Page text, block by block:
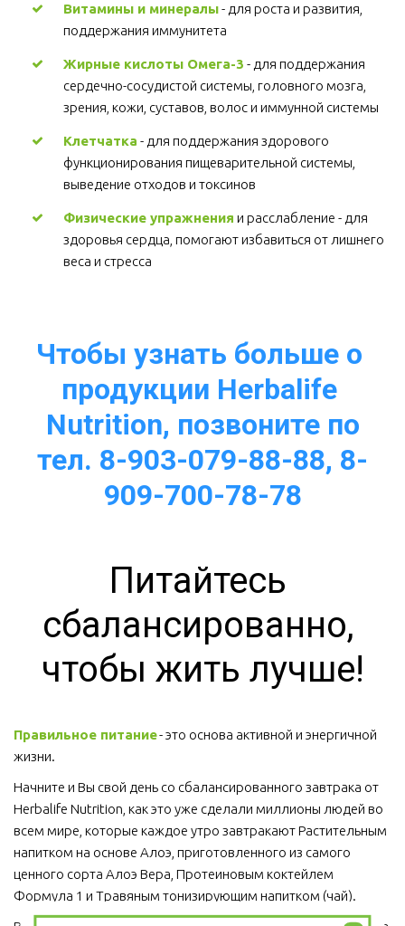
Витамины и минералы - для роста и развития,
поддержания иммунитета
Жирные кислоты Омега-3 - для поддержания
сердечно-сосудистой системы, головного мозга,
зрения, кожи, суставов, волос и иммунной системы
Клетчатка - для поддержания здорового
функционирования пищеварительной системы,
выведение отходов и токсинов
Физические упражнения и расслабление - для
здоровья сердца, помогают избавиться от лишнего
веса и стресса
Чтобы узнать больше о
продукции Herbalife
Nutrition, позвоните по
тел. 8-903-079-88-88, 8-
909-700-78-78
Питайтесь
сбалансированно,
чтобы жить лучше!
Правильное питание - это основа активной и энергичной
жизни.
Начните и Вы свой день со сбалансированного завтрака от
Herbalife Nutrition, как это уже сделали миллионы людей во
всем мире, которые каждое утро завтракают Растительным
напитком на основе Алоэ, приготовленного из самого
ценного сорта Алоэ Вера, Протеиновым коктейлем
Формула 1 и Травяным тонизирующим напитком (чай).